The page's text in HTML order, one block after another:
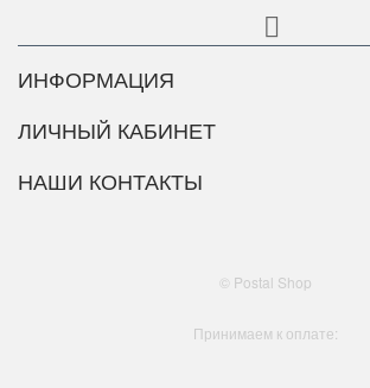
ИНФОРМАЦИЯ
ЛИЧНЫЙ КАБИНЕТ
НАШИ КОНТАКТЫ
© Postal Shop
Принимаем к оплате: